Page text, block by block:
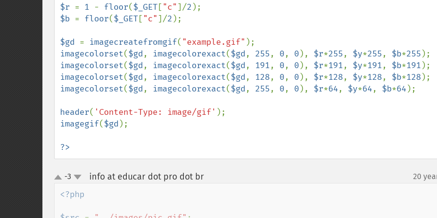
$r = 1 - floor($_GET["c"]/2
$b = floor($_GET["c"]/2 );
$gd = imagecreatefromgif( "example.gif"
imagecolorset($gd, imagecolorexact($gd, 255, 0, 0 ), $r*255, $y*255, $b*255
imagecolorset($gd, imagecolorexact($gd, 191, 0, 0 ), $r*191, $y*191, $b*191
imagecolorset($gd, imagecolorexact($gd, 128, 0, 0 ), $r*128, $y*128, $b*128
imagecolorset($gd, imagecolorexact($gd, 255, 0, 0 ), $r*64, $y*64, $b*64 );
header( 'Content-Type: image/gif'
imagegif($gd );
?>
up-3 info at educar dot pro dot br¶ 20
<?php